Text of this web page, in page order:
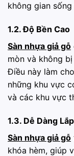
không gian
1.2. Độ Bền Cao
Sàn nhựa giả gỗ
mòn và không
Điều này làm
những khu vực
và các khu vực
1.3. Dễ Dàng
Sàn nhựa giả gỗ
khóa hèm, giúp